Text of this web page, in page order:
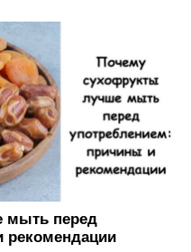
мыть перед
рекомендации